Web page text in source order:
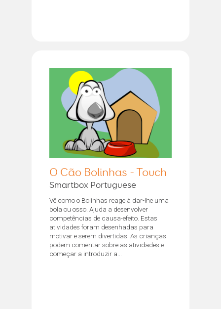
O Cão Bolinhas - Touch
Smartbox Portuguese
Vê como o Bolinhas reage à dar-lhe uma
bola ou osso. Ajuda a desenvolver
competências de causa-efeito. Estas
atividades foram desenhadas para
motivar e serem divertidas. As crianças
podem comentar sobre as atividades e
começar a introduzir a...